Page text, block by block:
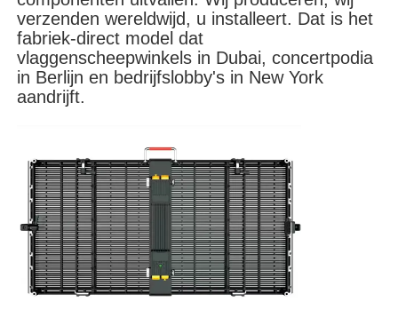
Over Ons
Fabriekstour
Neem contact met ons op
Nieuws
Gevallen
verzenden wereldwijd, u installeert. Dat is het
fabriek-direct model dat
vlaggenscheepwinkels in Dubai, concertpodia
in Berlijn en bedrijfslobby's in New York
aandrijft.